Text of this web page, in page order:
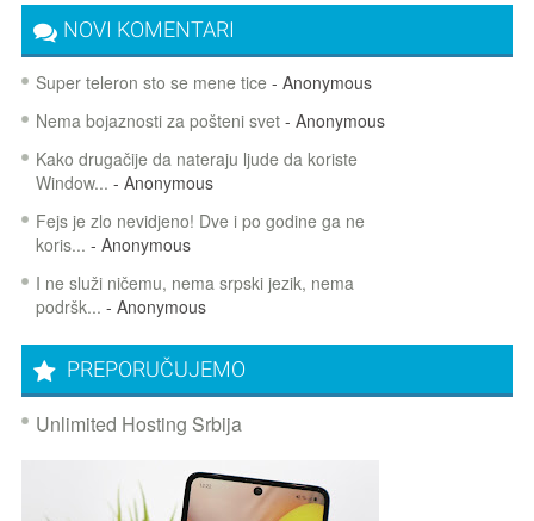
NOVI KOMENTARI
Super teleron sto se mene tice - Anonymous
Nema bojaznosti za pošteni svet- Anonymous
Kako drugačije da nateraju ljude da koriste
Window... - Anonymous
Fejs je zlo nevidjeno! Dve i po godine ga ne
koris... - Anonymous
I ne služi ničemu, nema srpski jezik, nema
podršk... - Anonymous
PREPORUČUJEMO
Unlimited Hosting Srbija